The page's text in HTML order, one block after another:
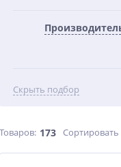
Скрыть подбор
Товаров: 173 Сортировать